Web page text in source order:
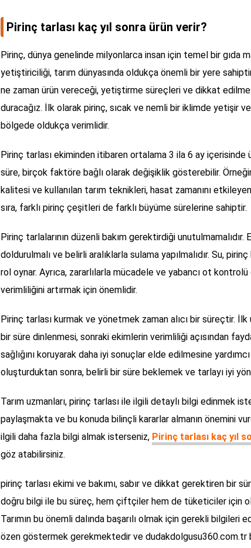
Pirinç tarlası kaç yıl sonra ürün verir?
Pirinç, dünya genelinde milyonlarca insan için temel bir gıda
yetiştiriciliği, tarım dünyasında oldukça önemli bir yere
ne zaman ürün vereceği, yetiştirme süreçleri ve dikkat
duracağız. İlk olarak pirinç, sıcak ve nemli bir iklimde yetişir
bölgede oldukça verimlidir.
Pirinç tarlası ekiminden itibaren ortalama 3 ila 6 ay içerisinde
süre, birçok faktöre bağlı olarak değişiklik gösterebilir.
kalitesi ve kullanılan tarım teknikleri, hasat zamanını
sıra, farklı pirinç çeşitleri de farklı büyüme sürelerine sahiptir.
Pirinç tarlalarının düzenli bakım gerektirdiği
doldurulmalı ve belirli aralıklarla sulama yapılmalıdır. Su,
rol oynar. Ayrıca, zararlılarla mücadele ve yabancı ot
verimliliğini artırmak için önemlidir.
Pirinç tarlası kurmak ve yönetmek zaman alıcı bir süreçtir. İlk
bir süre dinlenmesi, sonraki ekimlerin verimliliği açısından
sağlığını koruyarak daha iyi sonuçlar elde edilmesine
oluşturduktan sonra, belirli bir süre beklemek ve tarlayı iyi
Tarım uzmanları, pirinç tarlası ile ilgili detaylı bilgi edinmek
paylaşmakta ve bu konuda bilinçli kararlar almanın önemini
ilgili daha fazla bilgi almak isterseniz, Pirinç tarlası kaç yıl
göz atabilirsiniz.
pirinç tarlası ekimi ve bakımı, sabır ve dikkat gerektiren bir
doğru bilgi ile bu süreç, hem çiftçiler hem de tüketiciler için
Tarımın bu önemli dalında başarılı olmak için gerekli bilgileri
özen göstermek gerekmektedir ve dudakdolgusu360.com.tr